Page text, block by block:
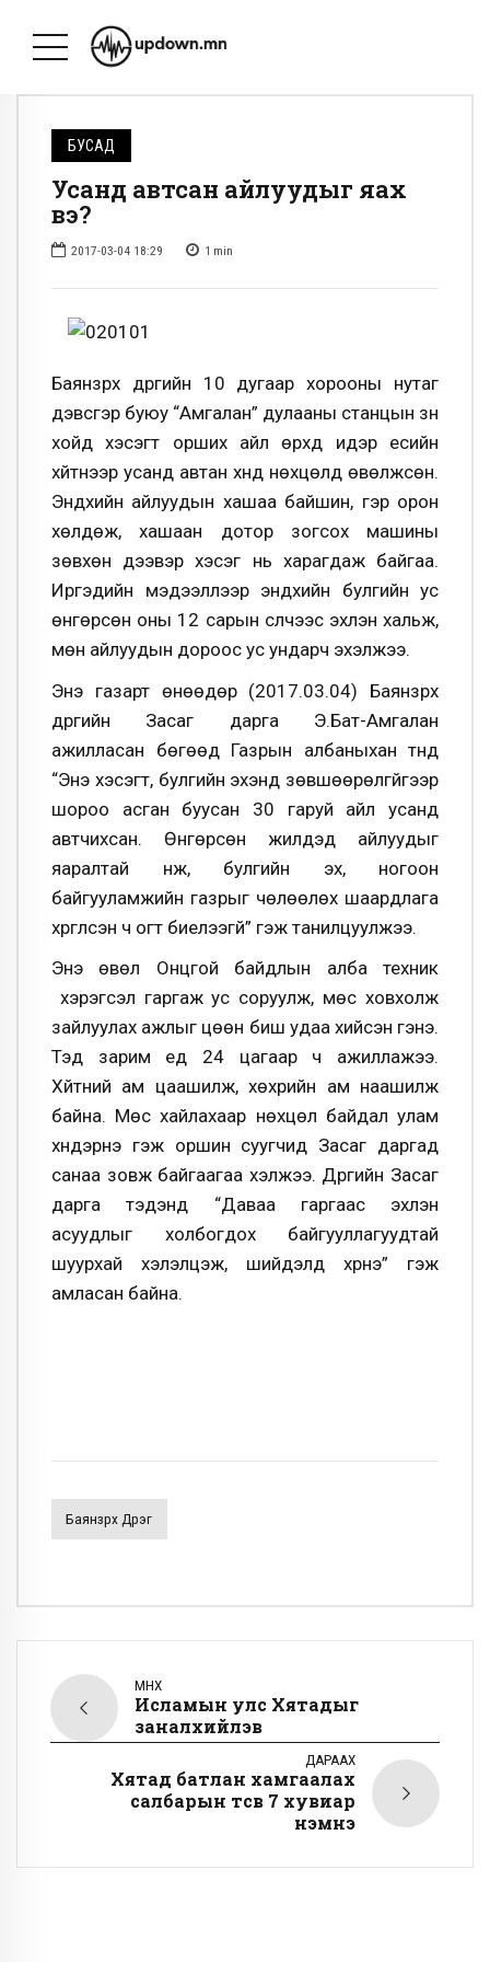
БУСАД
Усанд автсан айлуудыг яах
вэ?
2017-03-04 18:29 1 min
Баянзүрх дүүргийн 10 дугаар хорооны нутаг
дэвсгэр буюу “Амгалан” дулааны станцын зүүн
хойд хэсэгт орших айл өрхүүд идэр есийн
хүйтнээр усанд автан хүнд нөхцөлд өвөлжсөн.
Эндхийн айлуудын хашаа байшин, гэр орон
хөлдөж, хашаан дотор зогсох машины
зөвхөн дээвэр хэсэг нь харагдаж байгаа.
Иргэдийн мэдээллээр эндхийн булгийн ус
өнгөрсөн оны 12 сарын сүүлчээс эхлэн хальж,
мөн айлуудын дороос ус ундарч эхэлжээ.
Энэ газарт өнөөдөр (2017.03.04) Баянзүрх
дүүргийн Засаг дарга Э.Бат-Амгалан
ажилласан бөгөөд Газрын албаныхан түүнд
“Энэ хэсэгт, булгийн эхэнд зөвшөөрөлгүйгээр
шороо асган буусан 30 гаруй айл усанд
автчихсан. Өнгөрсөн жилүүдэд айлуудыг
яаралтай нүүж, булгийн эх, ногоон
байгууламжийн газрыг чөлөөлөх шаардлага
хүргүүлсэн ч огт биелээгүй” гэж танилцуулжээ.
Энэ өвөл Онцгой байдлын алба техник
хэрэгсэл гаргаж ус соруулж, мөс ховхолж
зайлуулах ажлыг цөөн биш удаа хийсэн гэнэ.
Тэд зарим үед 24 цагаар ч ажиллажээ.
Хүйтний ам цаашилж, хөхүүрийн ам наашилж
байна. Мөс хайлахаар нөхцөл байдал улам
хүндэрнэ гэж оршин суугчид Засаг даргад
санаа зовж байгаагаа хэлжээ. Дүүргийн Засаг
дарга тэдэнд “Даваа гаргаас эхлэн
асуудлыг холбогдох байгууллагуудтай
шуурхай хэлэлцэж, шийдэлд хүрнэ” гэж
амласан байна.
Баянзүрх Дүүрэг
ӨМНӨХ
Исламын улс Хятадыг
заналхийлэв
ДАРААХ
Хятад батлан хамгаалах
салбарын төсвөө 7 хувиар
нэмнэ